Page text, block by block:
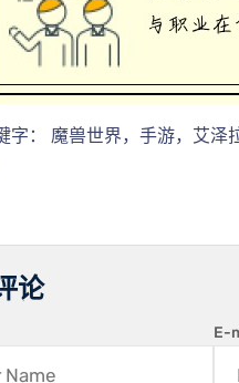
字： 魔兽世界，手游，艾泽
论
E-